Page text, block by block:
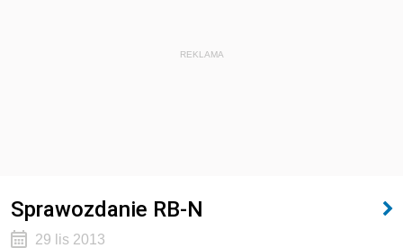
REKLAMA
Sprawozdanie RB-N
29 lis 2013